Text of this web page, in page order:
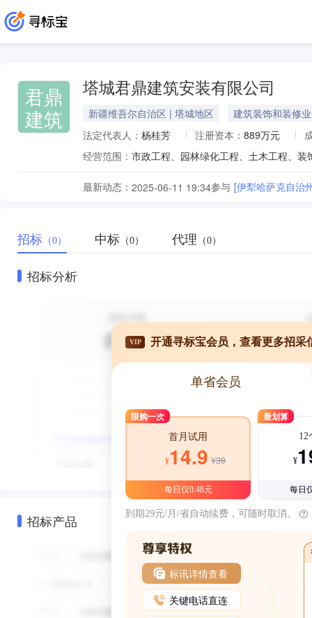
君鼎
建筑
塔城君鼎建筑安装有限公司
新疆维吾尔自治区 | 塔城地区
建筑装饰和装修业
法定代表人： 杨桂芳 注册资本： 889万元
经营范围：
最新动态： 2025-06-11 19:34参与 [伊犁哈萨克自治
招标 （0） 中标 （0） 代理 （0）
招标分析
招标产品
VIP 开通寻标宝会员，查看更多招采
单省会员
限购一次
首月试用
¥14.9 ¥39
每日仅0.48元
最划算
12
¥
每日
到期29元/月/省自动续费，可随时取消。
标讯详情查看
关键电话直连